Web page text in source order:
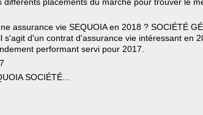
assurance vie SEQUOIA en 2018 ? SOCIÉTÉ
s'agit d'un contrat d'assurance vie intéressant en
performant servi pour 2017.
SOCIÉTÉ...